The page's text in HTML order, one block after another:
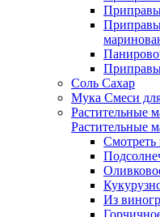
Приправы
Соль Сахар
Мука Смеси
Растительные
Растительные
Смотреть
Из